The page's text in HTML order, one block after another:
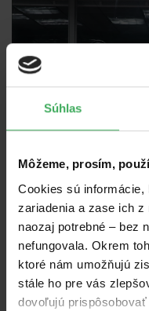
Súhlas
Môžeme, prosím,
Cookies sú informácie,
zariadenia a zase ich
naozaj potrebné – bez
nefungovala. Okrem
ktoré nám umožňujú
stále ho pre vás
dovoľujú
Divadelná
fo(u)nded/